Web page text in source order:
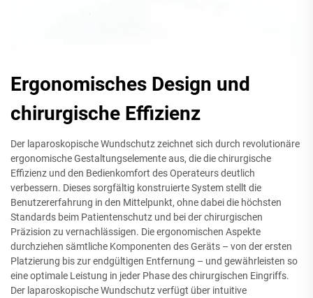
Ergonomisches Design und
chirurgische Effizienz
Der laparoskopische Wundschutz zeichnet sich durch revolutionäre
ergonomische Gestaltungselemente aus, die die chirurgische
Effizienz und den Bedienkomfort des Operateurs deutlich
verbessern. Dieses sorgfältig konstruierte System stellt die
Benutzererfahrung in den Mittelpunkt, ohne dabei die höchsten
Standards beim Patientenschutz und bei der chirurgischen
Präzision zu vernachlässigen. Die ergonomischen Aspekte
durchziehen sämtliche Komponenten des Geräts – von der ersten
Platzierung bis zur endgültigen Entfernung – und gewährleisten so
eine optimale Leistung in jeder Phase des chirurgischen Eingriffs.
Der laparoskopische Wundschutz verfügt über intuitive